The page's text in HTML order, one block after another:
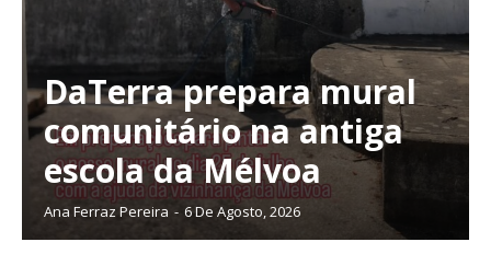
Planos de Assinatura
DaTerra prepara mural
comunitário na antiga
escola da Mélvoa
Ana Ferraz Pereira - 6 De Agosto, 2026